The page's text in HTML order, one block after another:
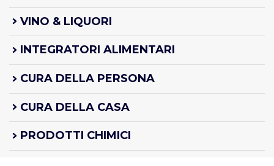
VINO & LIQUORI
INTEGRATORI ALIMENTARI
CURA DELLA PERSONA
CURA DELLA CASA
PRODOTTI CHIMICI